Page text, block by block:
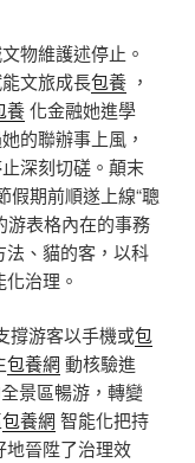
物維護述停止。
文旅成長包養 ，
養化金融她進學
的聯辦事上風，
深刻切磋。顛末
假期前順遂上線“聰
游表格內在的事務
、貓的客，以科
治理。
撐游客以手機或包
包養網 動核驗進
景區暢游，轉變
包養網 智能化把持
地晉陞了治理效